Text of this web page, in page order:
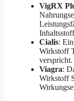
VigRX
Cialis:
Wirkstoff
verspricht.
Viagra:
Wirkstoff